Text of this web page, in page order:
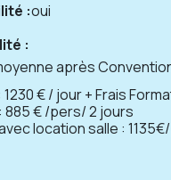
:oui
:
après
€ / jour + Frais
885 € /pers/ 2 jours
location salle :